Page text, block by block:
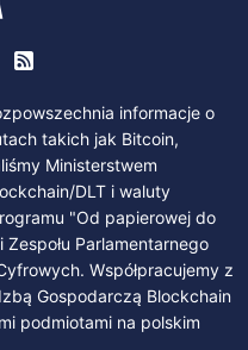
informacje o
takich jak Bitcoin,
Ministerstwem
DLT i waluty
"Od papierowej do
Parlamentarnego
Współpracujemy z
Gospodarczą Blockchain
podmiotami na polskim